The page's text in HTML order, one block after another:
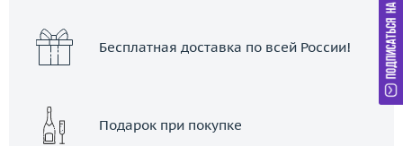
Бесплатная доставка по всей России!
Подарок при покупке